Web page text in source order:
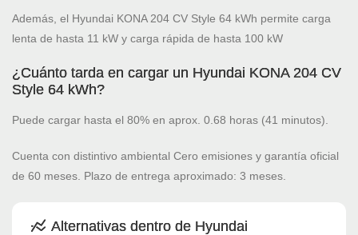
Además, el Hyundai KONA 204 CV Style 64 kWh permite carga
lenta de hasta 11 kW y carga rápida de hasta 100 kW
¿Cuánto tarda en cargar un Hyundai KONA 204 CV
Style 64 kWh?
Puede cargar hasta el 80% en aprox. 0.68 horas (41 minutos).
Cuenta con distintivo ambiental Cero emisiones y garantía oficial
de 60 meses. Plazo de entrega aproximado: 3 meses.
Alternativas dentro de Hyundai